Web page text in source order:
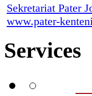
Sekretariat Pater
www.pater-
Services